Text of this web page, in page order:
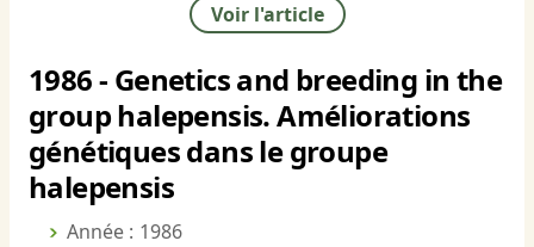
Voir l'article
1986 - Genetics and breeding in the
group halepensis. Améliorations
génétiques dans le groupe
halepensis
Année : 1986